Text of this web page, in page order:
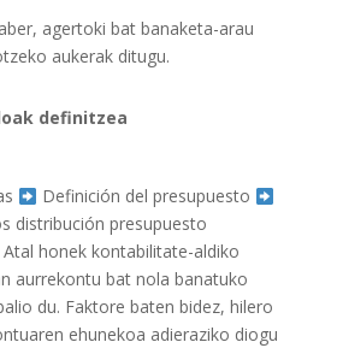
agertoki bat banaketa-arau
aukerak ditugu.
definitzea
Definición del presupuesto
distribución presupuesto
honek kontabilitate-aldiko
aurrekontu bat nola banatuko
du. Faktore baten bidez, hilero
ehunekoa adieraziko diogu